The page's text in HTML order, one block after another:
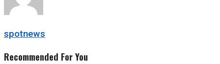
spotnews
Recommended For You